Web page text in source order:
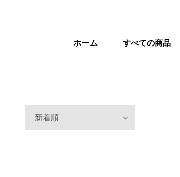
ホーム すべての商品
新着順